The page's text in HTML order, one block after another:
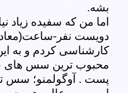
بشه.
اما من که سفیده زیاد
دویست نفر-ساعت(معادل
کارشناسی کردم و به
محبوب ترین سس های
پست . آوگولمنو؛ سس